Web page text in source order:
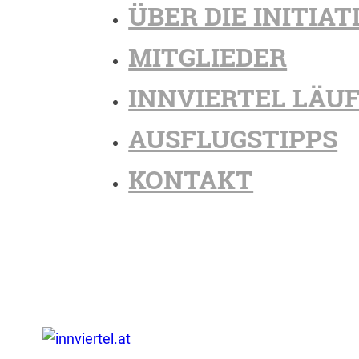
ÜBER DIE
MITGLIEDER
INNVIERTEL
AUSFLUGSTIPPS
KONTAKT